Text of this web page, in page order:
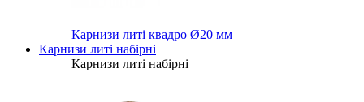
Карнизи литі квадро Ø20 мм
Карнизи литі набірні
Карнизи литі набірні